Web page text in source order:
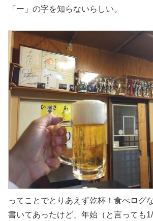
「ー」の字を知らないらしい。
ってことでとりあえず乾杯！食べログ
書いてあったけど、年始（と言っても